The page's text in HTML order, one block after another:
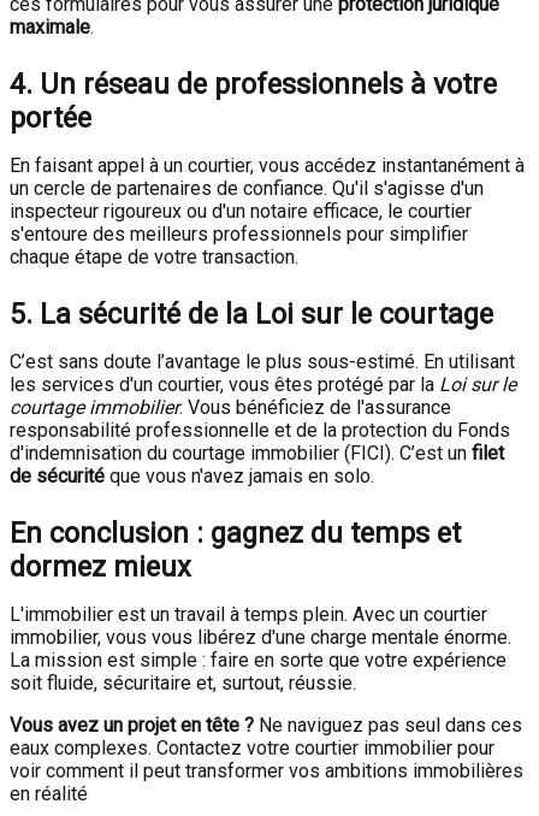
maximale.
4. Un réseau de professionnels à votre
portée
En faisant appel à un courtier, vous accédez instantanément à
un cercle de partenaires de confiance. Qu'il s'agisse d'un
inspecteur rigoureux ou d'un notaire efficace, le courtier
s'entoure des meilleurs professionnels pour simplifier
chaque étape de votre transaction.
5. La sécurité de la Loi sur le courtage
C’est sans doute l’avantage le plus sous-estimé. En utilisant
les services d'un courtier, vous êtes protégé par la Loi sur le
courtage immobilier. Vous bénéficiez de l'assurance
responsabilité professionnelle et de la protection du Fonds
d'indemnisation du courtage immobilier (FICI). C’est un filet
de sécurité que vous n'avez jamais en solo.
En conclusion : gagnez du temps et
dormez mieux
L'immobilier est un travail à temps plein. Avec un courtier
immobilier, vous vous libérez d'une charge mentale énorme.
La mission est simple : faire en sorte que votre expérience
soit fluide, sécuritaire et, surtout, réussie.
Vous avez un projet en tête ? Ne naviguez pas seul dans ces
eaux complexes. Contactez votre courtier immobilier pour
voir comment il peut transformer vos ambitions immobilières
en réalité